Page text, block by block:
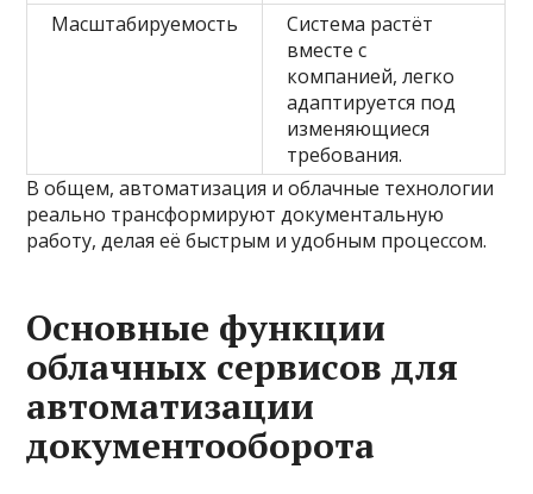
Масштабируемость
Система растёт
вместе с
компанией, легко
адаптируется под
изменяющиеся
требования.
В общем, автоматизация и облачные технологии
реально трансформируют документальную
работу, делая её быстрым и удобным процессом.
Основные функции
облачных сервисов для
автоматизации
документооборота